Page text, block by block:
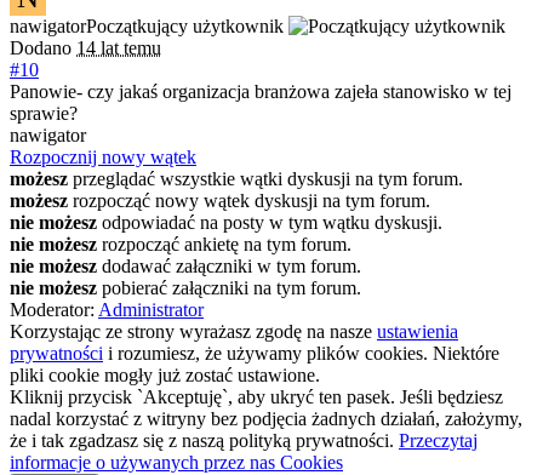
nawigatorPoczątkujący użytkownik
Dodano 14 lat temu
#10
Panowie- czy jakaś organizacja branżowa zajeła stanowisko w tej
sprawie?
nawigator
Rozpocznij nowy wątek
możesz przeglądać wszystkie wątki dyskusji na tym forum.
możesz rozpocząć nowy wątek dyskusji na tym forum.
nie możesz odpowiadać na posty w tym wątku dyskusji.
nie możesz rozpocząć ankietę na tym forum.
nie możesz dodawać załączniki w tym forum.
nie możesz pobierać załączniki na tym forum.
Moderator: Administrator
Korzystając ze strony wyrażasz zgodę na nasze ustawienia
prywatności i rozumiesz, że używamy plików cookies. Niektóre
pliki cookie mogły już zostać ustawione.
Kliknij przycisk `Akceptuję`, aby ukryć ten pasek. Jeśli będziesz
nadal korzystać z witryny bez podjęcia żadnych działań, założymy,
że i tak zgadzasz się z naszą polityką prywatności. Przeczytaj
informacje o używanych przez nas Cookies